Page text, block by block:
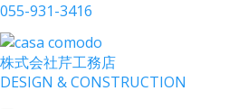
055-931-3416
株式会社芹工務店
DESIGN &CONSTRUCTION